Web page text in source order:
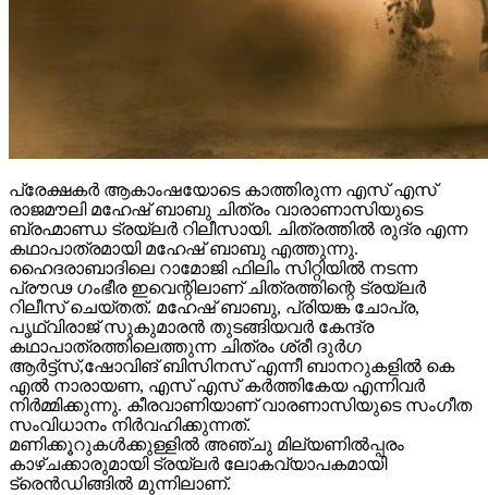
പ്രേക്ഷകർ ആകാംഷയോടെ കാത്തിരുന്ന എസ് എസ്
രാജമൗലി മഹേഷ് ബാബു ചിത്രം വാരാണാസിയുടെ
ബ്രഹ്മാണ്ഡ ട്രയ്ലർ റിലീസായി. ചിത്രത്തിൽ രുദ്ര എന്ന
കഥാപാത്രമായി മഹേഷ് ബാബു എത്തുന്നു.
ഹൈദരാബാദിലെ റാമോജി ഫിലിം സിറ്റിയിൽ നടന്ന
പ്രൗഢ ഗംഭീര ഇവെന്റിലാണ് ചിത്രത്തിന്റെ ട്രയ്ലർ
റിലീസ് ചെയ്തത്. മഹേഷ് ബാബു, പ്രിയങ്ക ചോപ്ര,
പൃഥ്വിരാജ് സുകുമാരൻ തുടങ്ങിയവർ കേന്ദ്ര
കഥാപാത്രത്തിലെത്തുന്ന ചിത്രം ശ്രീ ദുർഗ
ആർട്ട്സ്,ഷോവിങ് ബിസിനസ് എന്നീ ബാനറുകളിൽ കെ
എൽ നാരായണ, എസ് എസ് കർത്തികേയ എന്നിവർ
നിർമ്മിക്കുന്നു. കീരവാണിയാണ് വാരണാസിയുടെ സംഗീത
സംവിധാനം നിർവഹിക്കുന്നത്.
മണിക്കൂറുകൾക്കുള്ളിൽ അഞ്ചു മില്യണിൽപ്പരം
കാഴ്ചക്കാരുമായി ട്രയ്ലർ ലോകവ്യാപകമായി
ട്രെൻഡിങ്ങിൽ മുന്നിലാണ്.